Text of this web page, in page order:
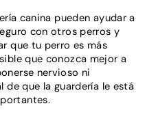
canina pueden ayudar a
con otros perros y
que tu perro es más
que conozca mejor a
nervioso ni
de que la guardería le está